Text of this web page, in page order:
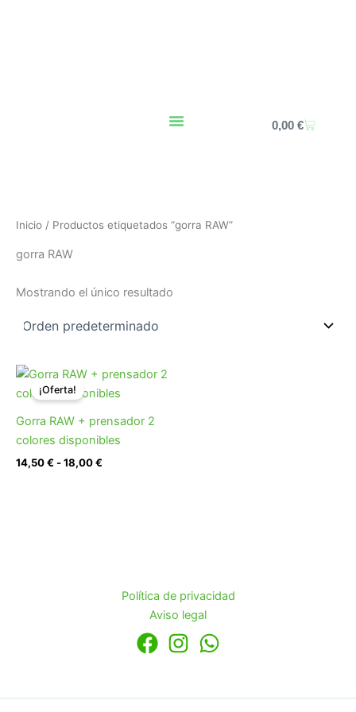
0,00€Carrito
Inicio / Productos etiquetados “gorra RAW”
gorra RAW
Mostrando el único resultado
¡Oferta!
Gorra RAW + prensador 2
colores disponibles
14,50€-18,00€
Rango
de
precios:
14,50 €
hasta
Política de privacidad
Aviso legal